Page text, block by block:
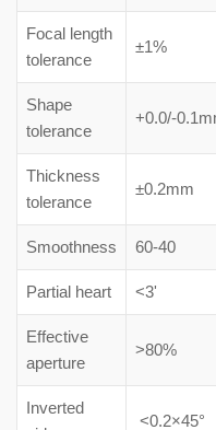
Focal length
tolerance
±1%
Shape
tolerance
+0.0/-
Thickness
tolerance
±0.2mm
Smoothness 60-40
Partial heart <3'
Effective
aperture
>80%
Inverted
<0.2×45°